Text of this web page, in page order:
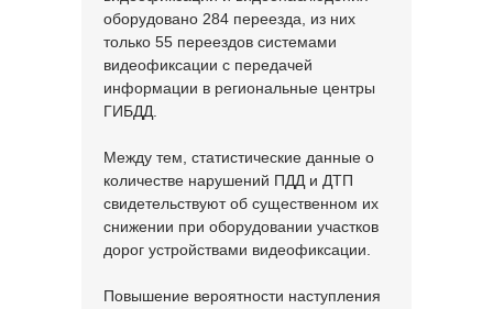
оборудовано 284 переезда, из них
только 55 переездов системами
видеофиксации с передачей
информации в региональные центры
ГИБДД.
Между тем, статистические данные о
количестве нарушений ПДД и ДТП
свидетельствуют об существенном их
снижении при оборудовании участков
дорог устройствами видеофиксации.
Повышение вероятности наступления